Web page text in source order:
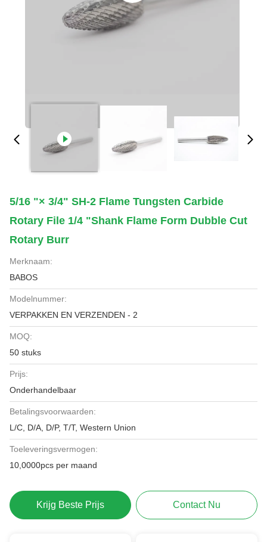
5/16 "× 3/4" SH-2 Flame Tungsten Carbide
Rotary File 1/4 "Shank Flame Form Dubble Cut
Rotary Burr
Merknaam:
BABOS
Modelnummer:
VERPAKKEN EN VERZENDEN - 2
MOQ:
50 stuks
Prijs:
Onderhandelbaar
Betalingsvoorwaarden:
L/C, D/A, D/P, T/T, Western Union
Toeleveringsvermogen:
10,0000pcs per maand
Krijg Beste Prijs Contact Nu